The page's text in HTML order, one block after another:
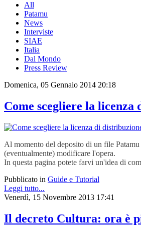
All
Patamu
News
Interviste
SIAE
Italia
Dal Mondo
Press Review
Domenica, 05 Gennaio 2014 20:18
Come scegliere la
Al momento del deposito di un file
(eventualmente) modificare l'opera.
In questa pagina potete farvi un'idea di
Pubblicato in Guide e Tutorial
Leggi tutto...
Venerdì, 15 Novembre 2013 17:41
Il decreto Cultura: ora è